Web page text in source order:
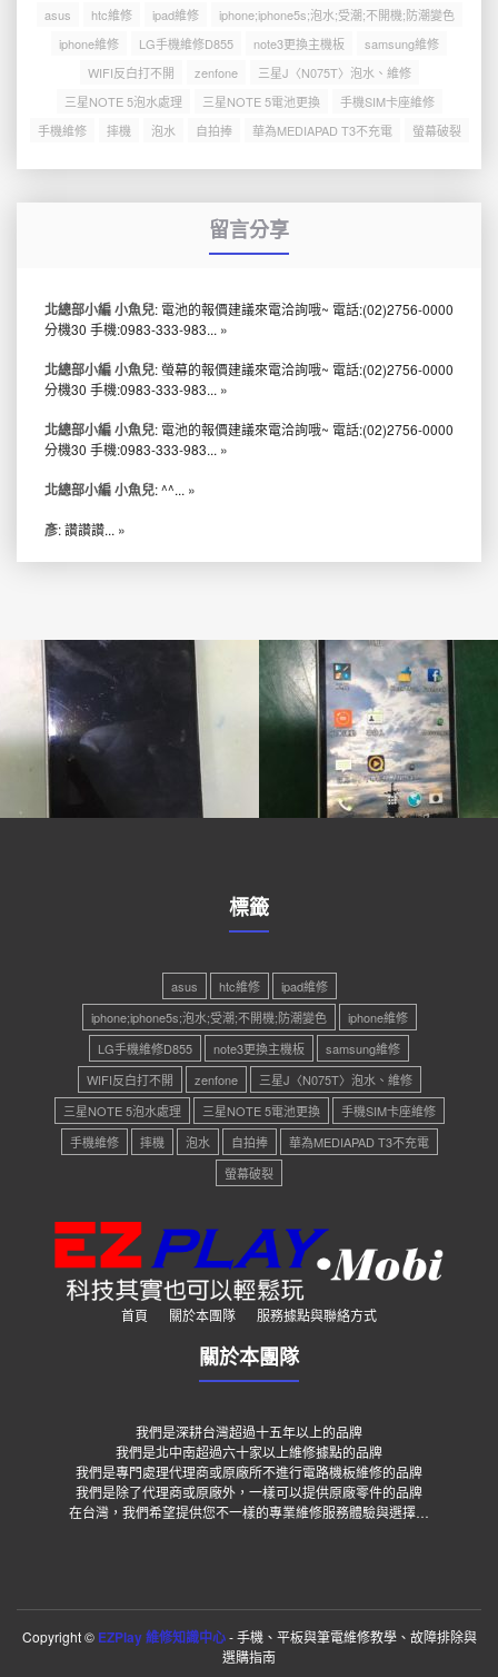
asus htc維修 ipad維修
iphone;iphone5s;泡水;受潮;不開機;防潮變色
iphone維修
LG手機維修D855 note3更換主機板
samsung維修
WIFI反白打不開
zenfone
三星J〈N075T〉泡水、維修
三星NOTE 5泡水處理
三星NOTE 5電池更換
手機SIM卡座維修
手機維修
摔機 泡水 自拍捧 華為MEDIAPAD T3不充電 螢幕破裂
留言分享
北總部小編 小魚兒: 電池的報價建議來電洽詢哦~ 電話:(02)2756-0000
分機30 手機:0983-333-983... »
北總部小編 小魚兒: 螢幕的報價建議來電洽詢哦~ 電話:(02)2756-0000
分機30 手機:0983-333-983... »
北總部小編 小魚兒: 電池的報價建議來電洽詢哦~ 電話:(02)2756-0000
分機30 手機:0983-333-983... »
北總部小編 小魚兒: ^^... »
彥: 讚讚讚... »
標籤
asus htc維修
ipad維修
iphone;iphone5s;泡水;受潮;不開機;防潮變色
iphone維修
LG手機維修D855
note3更換主機板
samsung維修
WIFI反白打不開
zenfone
三星J〈N075T〉泡水、維修
三星NOTE 5泡水處理
三星NOTE 5電池更換
手機SIM卡座維修
手機維修
摔機 泡水 自拍捧
華為MEDIAPAD T3不充電
螢幕破裂
首頁 關於本團隊 服務據點與聯絡方式
關於本團隊
我們是深耕台灣超過十五年以上的品牌
我們是北中南超過六十家以上維修據點的品牌
我們是專門處理代理商或原廠所不進行電路機板維修的品牌
我們是除了代理商或原廠外，一樣可以提供原廠零件的品牌
在台灣，我們希望提供您不一樣的專業維修服務體驗與選擇…
Copyright © EZPlay 維修知識中心- 手機、平板與筆電維修教學、故障排除與
選購指南